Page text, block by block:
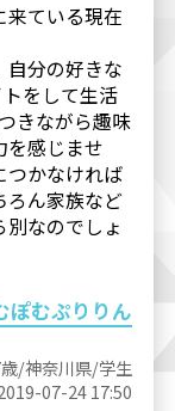
来ている現在
自分の好きな
をして生活
きながら趣味
を感じませ
かなければ
ろん家族など
なのでしょ
ぽむぷりりん
/神奈川県/学生
07-24 17:50